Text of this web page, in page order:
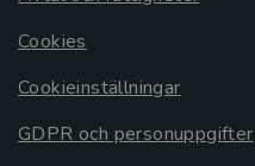
Cookies
Cookieinställningar
GDPR och personuppgifter